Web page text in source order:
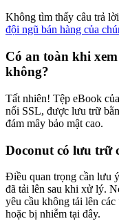
Không tìm thấy câu trả
đội ngũ bán hàng của
Có an toàn khi
không?
Tất nhiên! Tệp eBook
nối SSL, được lưu trữ
đám mây bảo mật cao.
Doconut có lưu trữ
Điều quan trọng cần lưu
đã tải lên sau khi xử lý.
yêu cầu không tải lên
hoặc bị nhiễm tại đây.